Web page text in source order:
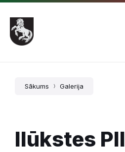
Pāriet
saturu
Skip
main
navigation
Skip
footer
Sākums Galerija
Ilūkstes PII